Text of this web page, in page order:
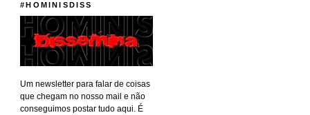
#HOMINISDISS
Um newsletter para falar de coisas
que chegam no nosso mail e não
conseguimos postar tudo aqui. É